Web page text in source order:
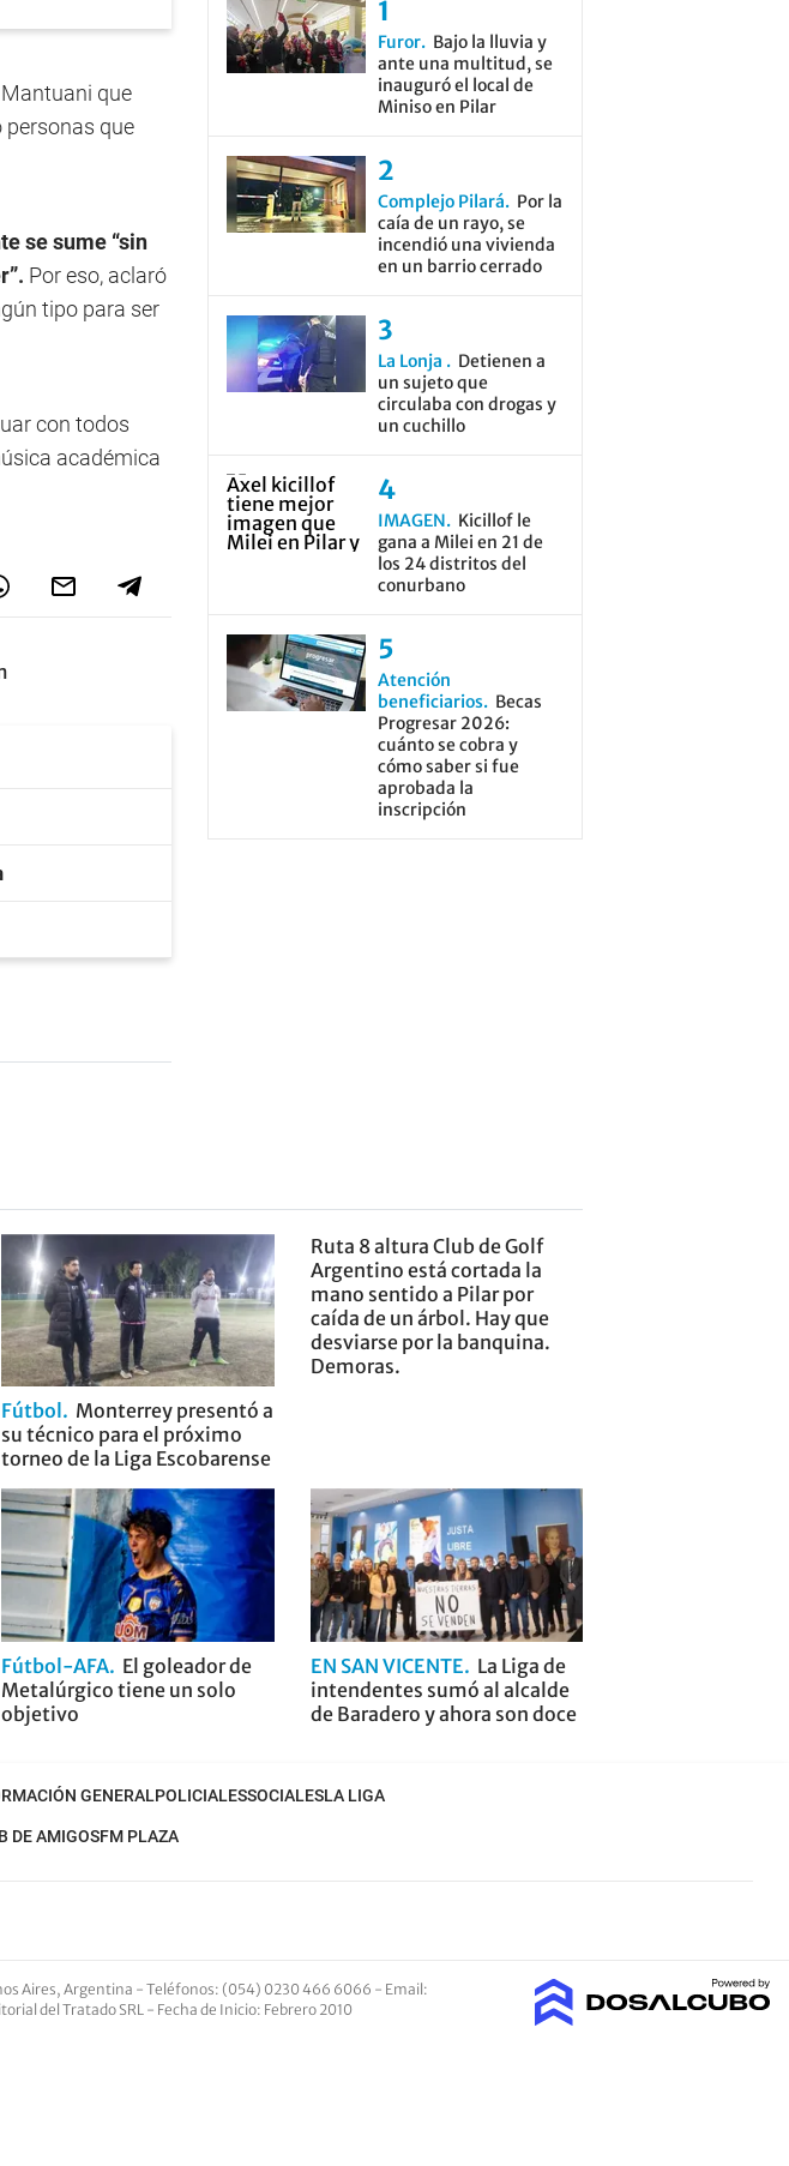
que
personas que
se sume “sin
Por eso, aclaró
tipo para ser
con todos
académica
Furor
Bajo la lluvia y
ante una multitud, se
inauguró el local de
Miniso en Pilar
Complejo Pilará
Por la
caía de un rayo, se
incendió una vivienda
en un barrio cerrado
La Lonja
Detienen a
un sujeto que
circulaba con drogas y
un cuchillo
IMAGEN
Kicillof le
gana a Milei en 21 de
los 24 distritos del
conurbano
Atención
beneficiarios
Becas
Progresar 2026:
cuánto se cobra y
cómo saber si fue
aprobada la
inscripción
Fútbol
Monterrey presentó a
su técnico para el próximo
torneo de la Liga Escobarense
Ruta 8 altura Club de Golf
Argentino está cortada la
mano sentido a Pilar por
caída de un árbol. Hay que
desviarse por la banquina.
Demoras.
Fútbol-AFA El goleador de
Metalúrgico tiene un solo
objetivo
EN SAN VICENTE
La Liga de
intendentes sumó al alcalde
de Baradero y ahora son doce
GENERALPOLICIALESSOCIALESLA LIGA
DE AMIGOSFM PLAZA
Aires, Argentina - Teléfonos: (054) 0230 466 6066 - Email:
del Tratado SRL - Fecha de Inicio: Febrero 2010